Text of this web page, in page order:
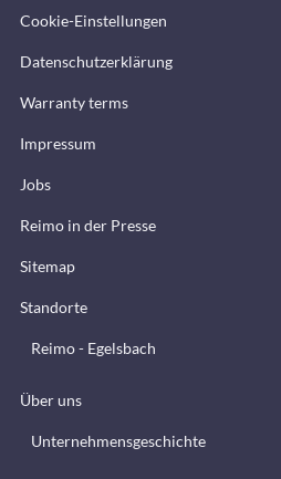
Cookie-Einstellungen
Datenschutzerklärung
Warranty terms
Impressum
Jobs
Reimo in der Presse
Sitemap
Standorte
Reimo - Egelsbach
Über uns
Unternehmensgeschichte